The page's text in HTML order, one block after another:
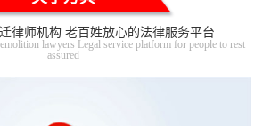
律师机构 老百姓放心的法律服务平台
lawyers Legal service platform for people to rest
assured